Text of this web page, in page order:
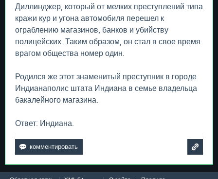
Диллинджер, который от мелких преступлений типа
кражи кур и угона автомобиля перешел к
ограблению магазинов, банков и убийству
полицейских. Таким образом, он стал в свое время
врагом общества номер один.
Родился же этот знаменитый преступник в городе
Индианаполис штата Индиана в семье владельца
бакалейного магазина.
Ответ: Индиана.